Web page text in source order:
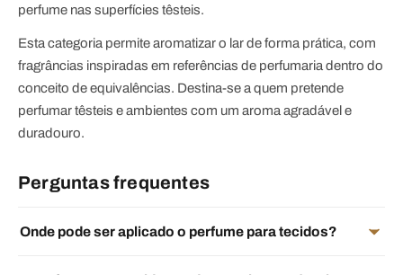
perfume nas superfícies têsteis.
Esta categoria permite aromatizar o lar de forma prática, com
fragrâncias inspiradas em referências de perfumaria dentro do
conceito de equivalências. Destina-se a quem pretende
perfumar têsteis e ambientes com um aroma agradável e
duradouro.
Perguntas frequentes
Onde pode ser aplicado o perfume para tecidos?